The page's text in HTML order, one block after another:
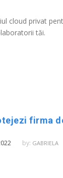
cloud privat
tăi.
by: GABRIELA